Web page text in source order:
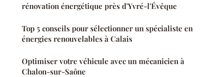
rénovation énergétique près d'Yvré-l'Évêque
Top 5 conseils pour sélectionner un spécialiste en
énergies renouvelables à Calais
Optimiser votre véhicule avec un mécanicien à
Chalon-sur-Saône